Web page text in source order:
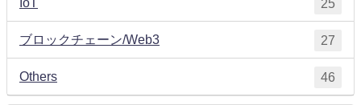
IoT 25
Others 46
ブロックチェーン/Web3 27